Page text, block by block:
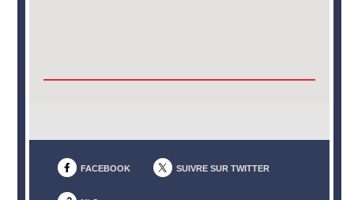
FACEBOOK SUIVRE SUR TWITTER